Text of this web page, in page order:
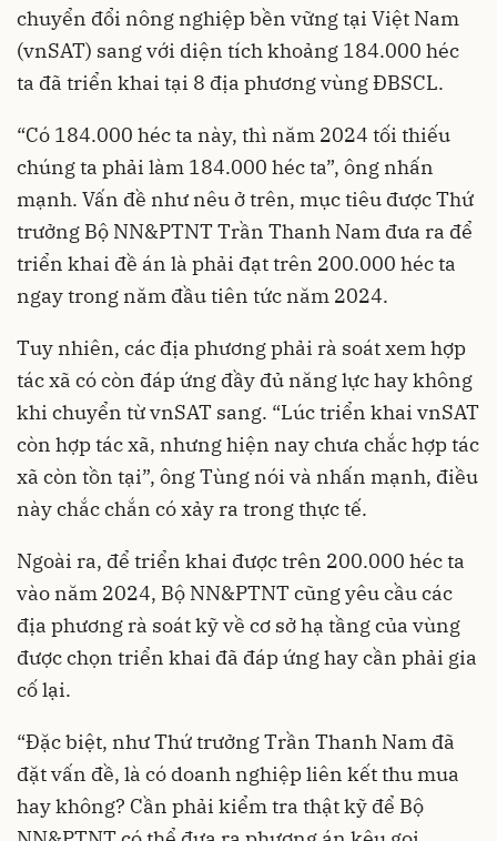
chuyển đổi nông nghiệp bền vững tại Việt Nam
(vnSAT) sang với diện tích khoảng 184.000 héc
ta đã triển khai tại 8 địa phương vùng ĐBSCL.
“Có 184.000 héc ta này, thì năm 2024 tối thiếu
chúng ta phải làm 184.000 héc ta”, ông nhấn
mạnh. Vấn đề như nêu ở trên, mục tiêu được Thứ
trưởng Bộ NN&PTNT Trần Thanh Nam đưa ra để
triển khai đề án là phải đạt trên 200.000 héc ta
ngay trong năm đầu tiên tức năm 2024.
Tuy nhiên, các địa phương phải rà soát xem hợp
tác xã có còn đáp ứng đầy đủ năng lực hay không
khi chuyển từ vnSAT sang. “Lúc triển khai vnSAT
còn hợp tác xã, nhưng hiện nay chưa chắc hợp tác
xã còn tồn tại”, ông Tùng nói và nhấn mạnh, điều
này chắc chắn có xảy ra trong thực tế.
Ngoài ra, để triển khai được trên 200.000 héc ta
vào năm 2024, Bộ NN&PTNT cũng yêu cầu các
địa phương rà soát kỹ về cơ sở hạ tầng của vùng
được chọn triển khai đã đáp ứng hay cần phải gia
cố lại.
“Đặc biệt, như Thứ trưởng Trần Thanh Nam đã
đặt vấn đề, là có doanh nghiệp liên kết thu mua
hay không? Cần phải kiểm tra thật kỹ để Bộ